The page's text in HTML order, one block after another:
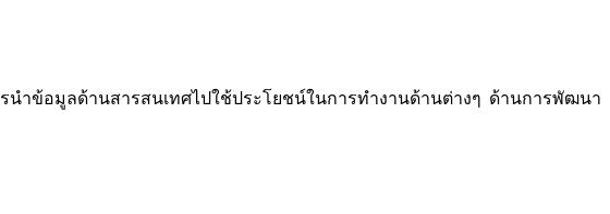
ำข้อมูลด้านสารสนเทศไปใช้ประโยชน์ในการทำงานด้านต่างๆ ด้านการพัฒนา